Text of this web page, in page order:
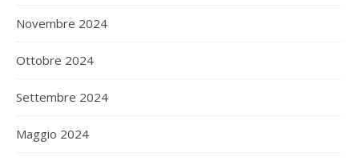
Novembre 2024
Ottobre 2024
Settembre 2024
Maggio 2024